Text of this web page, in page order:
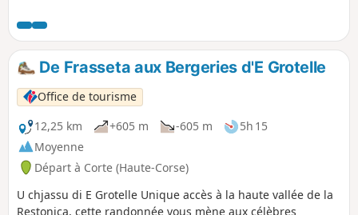
difficiles pour des personnes non aguerries
au cheminement via ces équipements et
également aux chemins pierreux.
20/05/2024 : Rando modifiée. La vallée de la
Restonica n'est plus accessible en voiture !
Le départ se trouve désormais au dernier
arrêt desservi par la navette.(Pont de
Frasseta). Voir informations pratiques.
De Frasseta aux Bergeries d'E Grotelle
Office de tourisme
12,25 km
+605 m -605 m
5h 15
Moyenne
Départ à Corte (Haute-Corse)
U chjassu di E Grotelle Unique accès à la haute vallée de la
Restonica, cette randonnée vous mène aux célèbres